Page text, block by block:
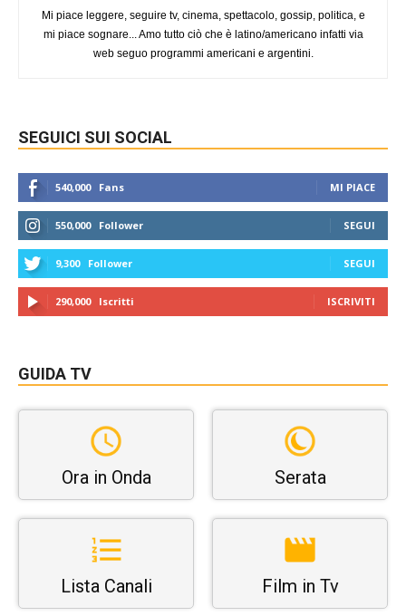
Mi piace leggere, seguire tv, cinema, spettacolo, gossip, politica, e
mi piace sognare... Amo tutto ciò che è latino/americano infatti via
web seguo programmi americani e argentini.
SEGUICI SUI SOCIAL
540,000 Fans MI PIACE
550,000 Follower SEGUI
9,300 Follower SEGUI
290,000 Iscritti ISCRIVITI
GUIDA TV
Ora in Onda Serata
Lista Canali Film in Tv